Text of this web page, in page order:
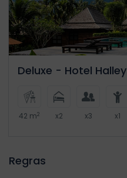
Deluxe - Hotel Halley
42 m2 x2 x3 x1
Regras